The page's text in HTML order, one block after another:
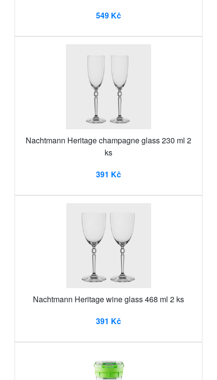
549 Kč
Nachtmann Heritage champagne glass 230 ml 2
ks
391 Kč
Nachtmann Heritage wine glass 468 ml 2 ks
391 Kč